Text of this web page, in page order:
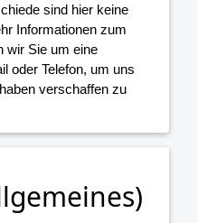
sind hier keine
Informationen zum
wir Sie um eine
oder Telefon, um uns
verschaffen zu